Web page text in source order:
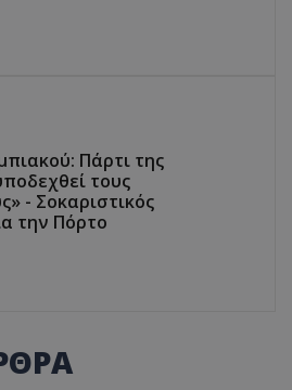
Πάρτι της
τους
- Σοκαριστικός
την Πόρτο